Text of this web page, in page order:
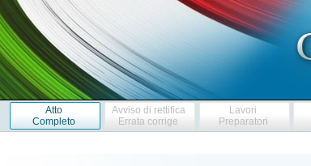
Atto
Completo
Avviso di rettifica
Errata corrige
Lavori
Preparatori